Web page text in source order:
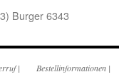
Burger 6343
| Bestellinformationen |